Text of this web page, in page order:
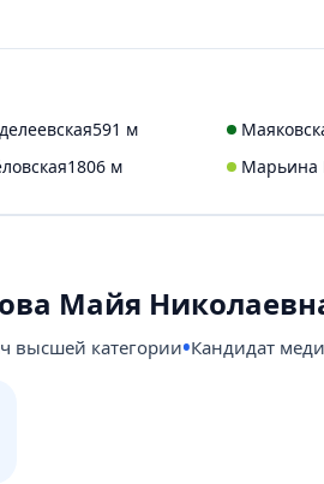
591 м
1806 м Марьина
Майя
высшей категории Кандидат